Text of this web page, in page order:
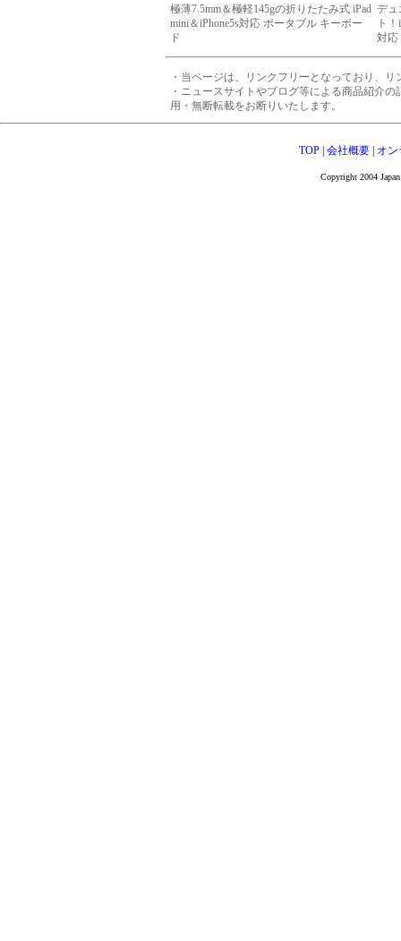
極薄7.5mm＆極軽145gの折りたたみ式 iPad
mini＆iPhone5s対応 ポータブル キーボー
ド
デュ
ト
対応
・当ページは、リンクフリーとなっており、
・ニュースサイトやブログ等による商品紹介
用・無断転載をお断りいたします。
TOP |会社概要 オ
Copyright 2004